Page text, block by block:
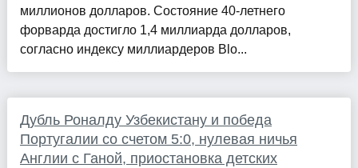
миллионов долларов. Состояние 40-летнего
форварда достигло 1,4 миллиарда долларов,
согласно индексу миллиардеров Blo...
Дубль Роналду Узбекистану и победа
Португалии со счетом 5:0, нулевая ничья
Англии с Ганой, приостановка детских